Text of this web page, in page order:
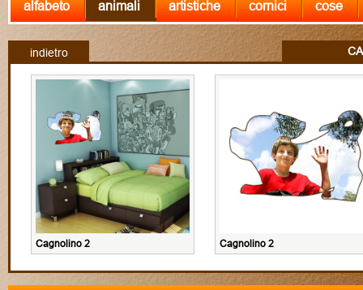
alfabeto animali artistiche cornici cose
indietro
Cagnolino 2 Cagnolino 2